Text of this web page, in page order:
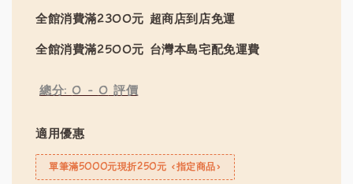
全館消費滿2300元 超商店到店免運
全館消費滿2500元 台灣本島宅配免運費
總分: 0 - 0 評價
適用優惠
單筆滿5000元現折250元 <指定商品>